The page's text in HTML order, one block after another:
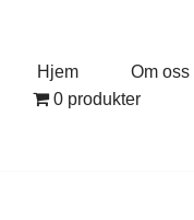
Hjem Om oss
0 produkter